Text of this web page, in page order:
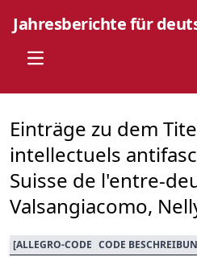
Jahresberichte für
Open main menu
Einträge zu dem
intellectuels
Suisse de l'entre-
Valsangiacomo,
[ALLEGRO-CODE CODE